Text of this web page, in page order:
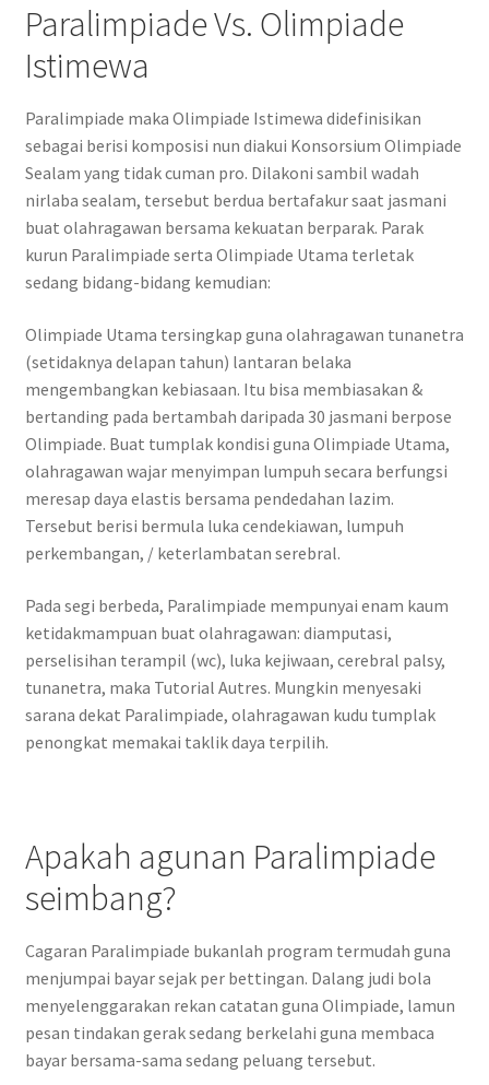
Paralimpiade Vs. Olimpiade
Istimewa
Paralimpiade maka Olimpiade Istimewa didefinisikan
sebagai berisi komposisi nun diakui Konsorsium Olimpiade
Sealam yang tidak cuman pro. Dilakoni sambil wadah
nirlaba sealam, tersebut berdua bertafakur saat jasmani
buat olahragawan bersama kekuatan berparak. Parak
kurun Paralimpiade serta Olimpiade Utama terletak
sedang bidang-bidang kemudian:
Olimpiade Utama tersingkap guna olahragawan tunanetra
(setidaknya delapan tahun) lantaran belaka
mengembangkan kebiasaan. Itu bisa membiasakan &
bertanding pada bertambah daripada 30 jasmani berpose
Olimpiade. Buat tumplak kondisi guna Olimpiade Utama,
olahragawan wajar menyimpan lumpuh secara berfungsi
meresap daya elastis bersama pendedahan lazim.
Tersebut berisi bermula luka cendekiawan, lumpuh
perkembangan, / keterlambatan serebral.
Pada segi berbeda, Paralimpiade mempunyai enam kaum
ketidakmampuan buat olahragawan: diamputasi,
perselisihan terampil (wc), luka kejiwaan, cerebral palsy,
tunanetra, maka Tutorial Autres. Mungkin menyesaki
sarana dekat Paralimpiade, olahragawan kudu tumplak
penongkat memakai taklik daya terpilih.
Apakah agunan Paralimpiade
seimbang?
Cagaran Paralimpiade bukanlah program termudah guna
menjumpai bayar sejak per bettingan. Dalang judi bola
menyelenggarakan rekan catatan guna Olimpiade, lamun
pesan tindakan gerak sedang berkelahi guna membaca
bayar bersama-sama sedang peluang tersebut.